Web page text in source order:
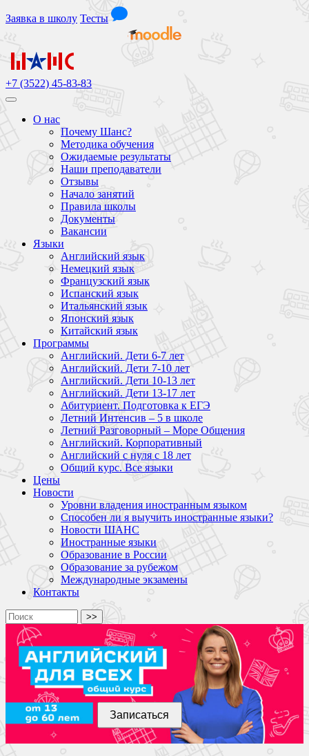
Заявка в школу Тесты
+7 (3522) 45-83-83
О нас
Почему Шанс?
Методика обучения
Ожидаемые результаты
Наши преподаватели
Отзывы
Начало занятий
Правила школы
Документы
Вакансии
Языки
Английский язык
Немецкий язык
Французский язык
Испанский язык
Итальянский язык
Японский язык
Китайский язык
Программы
Английский. Дети 6-7 лет
Английский. Дети 7-10 лет
Английский. Дети 10-13 лет
Английский. Дети 13-17 лет
Абитуриент. Подготовка к ЕГЭ
Летний Интенсив – 5 в школе
Летний Разговорный – Море Общения
Английский. Корпоративный
Английский с нуля с 18 лет
Общий курс. Все языки
Цены
Новости
Уровни владения иностранным языком
Способен ли я выучить иностранные языки?
Новости ШАНС
Иностранные языки
Образование в России
Образование за рубежом
Международные экзамены
Контакты
>>
Записаться